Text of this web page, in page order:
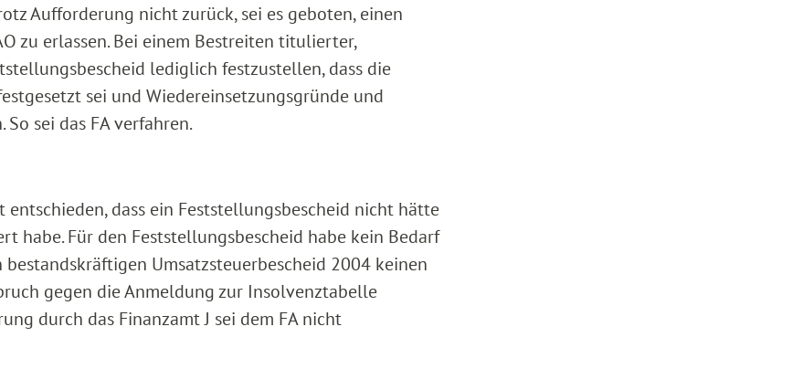
Aufforderung nicht zurück, sei es geboten, einen
zu erlassen. Bei einem Bestreiten titulierter,
lediglich festzustellen, dass die
sei und Wiedereinsetzungsgründe und
sei das FA verfahren.
entschieden, dass ein Feststellungsbescheid nicht hätte
habe. Für den Feststellungsbescheid habe kein Bedarf
Umsatzsteuerbescheid 2004 keinen
gegen die Anmeldung zur Insolvenztabelle
durch das Finanzamt J sei dem FA nicht